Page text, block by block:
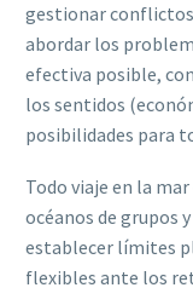
gestionar
abordar los
efectiva posible,
los sentidos
posibilidades para
Todo viaje en la
océanos de grupos
establecer límites
flexibles ante los